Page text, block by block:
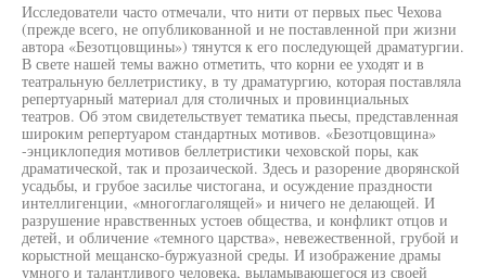
Исследователи часто отмечали, что нити от первых пьес Чехова
(прежде всего, не опубликованной и не поставленной при жизни
автора «Безотцовщины») тянутся к его последующей драматургии.
В свете нашей темы важно отметить, что корни ее уходят и в
театральную беллетристику, в ту драматургию, которая поставляла
репертуарный материал для столичных и провинциальных
театров. Об этом свидетельствует тематика пьесы, представленная
широким репертуаром стандартных мотивов. «Безотцовщина»
-энциклопедия мотивов беллетристики чеховской поры, как
драматической, так и прозаической. Здесь и разорение дворянской
усадьбы, и грубое засилье чистогана, и осуждение праздности
интеллигенции, «многоглаголящей» и ничего не делающей. И
разрушение нравственных устоев общества, и конфликт отцов и
детей, и обличение «темного царства», невежественной, грубой и
корыстной мещанско-буржуазной среды. И изображение драмы
умного и талантливого человека, выламывающегося из своей